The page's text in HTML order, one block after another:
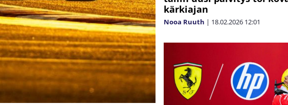
kärkiajan
Nooa Ruuth | 18.02.2026 12:01